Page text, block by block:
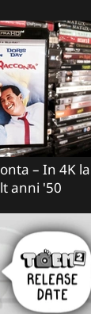
– In 4K la
anni '50